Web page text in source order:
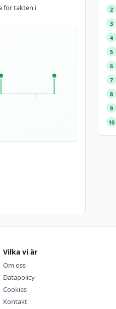
för takten i
2
3
4
5
6
7
8
9
10
Vilka vi är
Om oss
Datapolicy
Cookies
Kontakt